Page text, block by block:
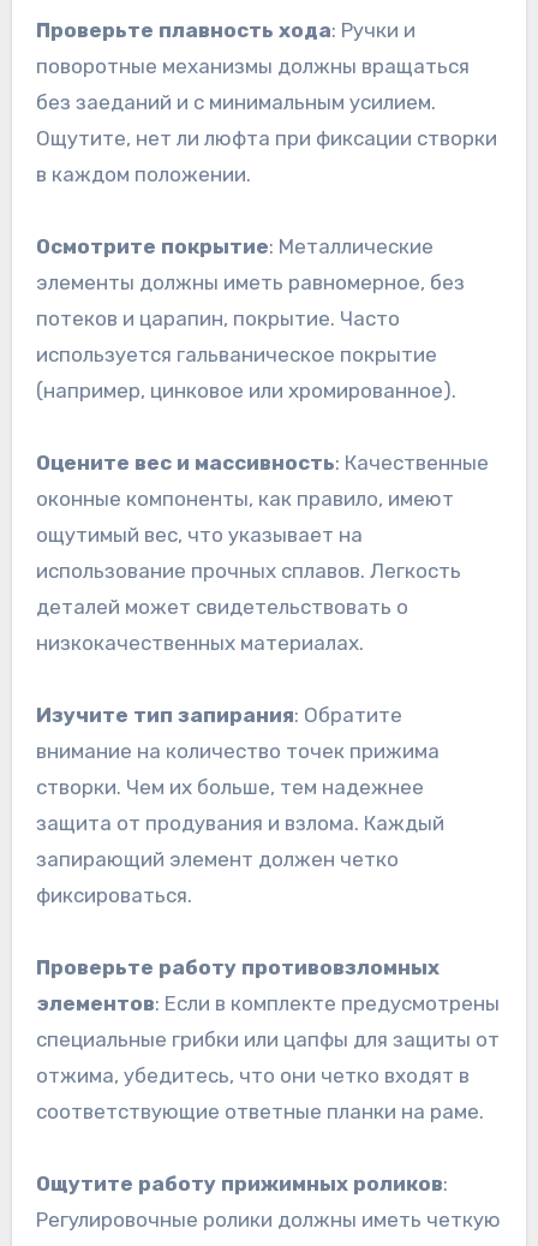
Проверьте плавность хода: Ручки и
поворотные механизмы должны вращаться
без заеданий и с минимальным усилием.
Ощутите, нет ли люфта при фиксации створки
в каждом положении.
Осмотрите покрытие: Металлические
элементы должны иметь равномерное, без
потеков и царапин, покрытие. Часто
используется гальваническое покрытие
(например, цинковое или хромированное).
Оцените вес и массивность: Качественные
оконные компоненты, как правило, имеют
ощутимый вес, что указывает на
использование прочных сплавов. Легкость
деталей может свидетельствовать о
низкокачественных материалах.
Изучите тип запирания: Обратите
внимание на количество точек прижима
створки. Чем их больше, тем надежнее
защита от продувания и взлома. Каждый
запирающий элемент должен четко
фиксироваться.
Проверьте работу противовзломных
элементов: Если в комплекте предусмотрены
специальные грибки или цапфы для защиты от
отжима, убедитесь, что они четко входят в
соответствующие ответные планки на раме.
Ощутите работу прижимных роликов:
Регулировочные ролики должны иметь четкую